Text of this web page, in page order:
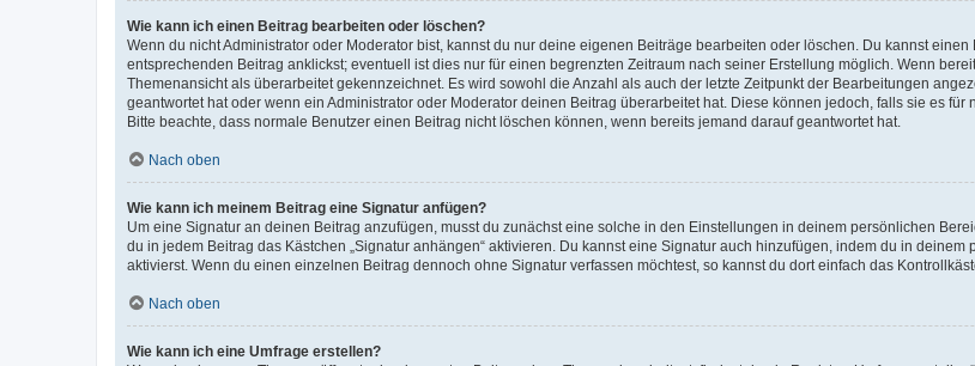
Wie kann ich einen Beitrag bearbeiten oder löschen?
Wenn du nicht Administrator oder Moderator bist, kannst du nur deine eigenen Beiträge bearbeiten oder löschen. Du kannst
entsprechenden Beitrag anklickst; eventuell ist dies nur für einen begrenzten Zeitraum nach seiner Erstellung möglich. Wenn
Themenansicht als überarbeitet gekennzeichnet. Es wird sowohl die Anzahl als auch der letzte Zeitpunkt der Bearbeitungen
geantwortet hat oder wenn ein Administrator oder Moderator deinen Beitrag überarbeitet hat. Diese können jedoch, falls sie es
Bitte beachte, dass normale Benutzer einen Beitrag nicht löschen können, wenn bereits jemand darauf geantwortet hat.
Nach oben
Wie kann ich meinem Beitrag eine Signatur anfügen?
Um eine Signatur an deinen Beitrag anzufügen, musst du zunächst eine solche in den Einstellungen in deinem persönlichen
du in jedem Beitrag das Kästchen „Signatur anhängen“ aktivieren. Du kannst eine Signatur auch hinzufügen, indem du in
aktivierst. Wenn du einen einzelnen Beitrag dennoch ohne Signatur verfassen möchtest, so kannst du dort einfach das
Nach oben
Wie kann ich eine Umfrage erstellen?